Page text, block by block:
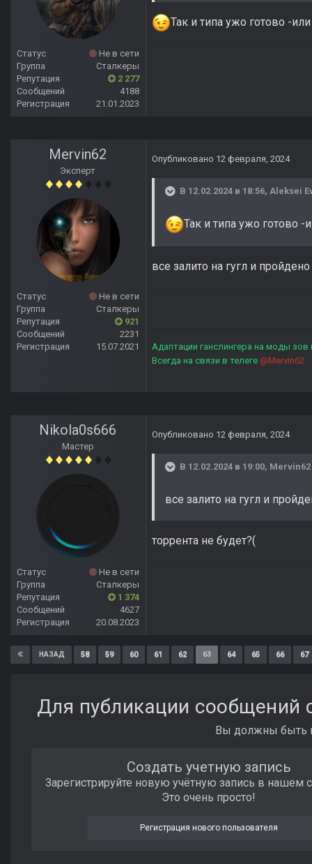
Статус
Не в сети
Группа
Сталкеры
Репутация
2 277
Сообщений
4188
Регистрация
21.01.2023
Так и типа ужо готово -
Mervin62
Эксперт
Статус
Не в сети
Группа
Сталкеры
Репутация
921
Сообщений
2231
Регистрация
15.07.2021
Опубликовано 12 февраля, 2024
В 12.02.2024 в 18:56, Aleksei
Так и типа ужо готово -
все залито на гугл и
Адаптации ганслингера на моды зов
Всегда на связи в телеге @Mervin62
Nikola0s666
Мастер
Статус
Не в сети
Группа
Сталкеры
Репутация
1 374
Сообщений
4627
Регистрация
20.08.2023
Опубликовано 12 февраля, 2024
В 12.02.2024 в 19:00, Mervin62
все залито на гугл и
торрента не будет?(
НАЗАД 58 59 60 61 62 63 64 65 66 67
Для публикации сообщений
Вы должны быть
Создать учетную запись
Зарегистрируйте новую учётную запись в нашем
Это очень просто!
Регистрация нового пользователя